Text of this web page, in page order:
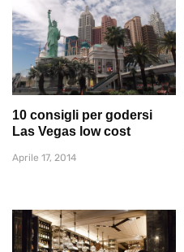
10 consigli per godersi
Las Vegas low cost
Aprile 17, 2014